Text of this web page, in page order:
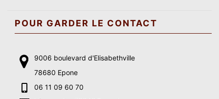
POUR GARDER LE CONTACT
9006 boulevard d'Elisabethville
78680 Epone
06 11 09 60 70